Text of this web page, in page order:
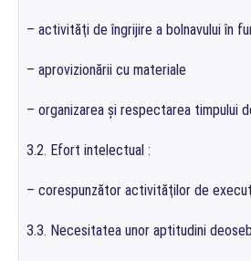
– activităţi de îngrijire a bolnavului în
– aprovizionării cu materiale
– organizarea şi respectarea timpului
3.2. Efort intelectual :
– corespunzător activităţilor de
3.3. Necesitatea unor aptitudini